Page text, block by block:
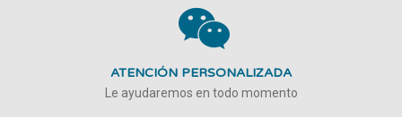
ATENCIÓN PERSONALIZADA
Le ayudaremos en todo momento